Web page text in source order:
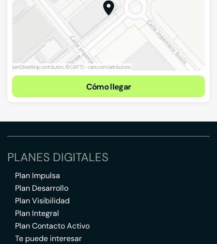
Cómo llegar
PLANES DIGITALES
Plan Impulsa
Plan Desarrollo
Plan Visibilidad
Plan Integral
Plan Contacto Activo
Te puede interesar